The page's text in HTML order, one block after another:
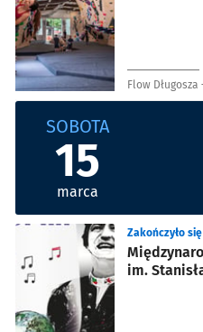
Flow
SOBOTA
15
marca
im.
Zakończyło